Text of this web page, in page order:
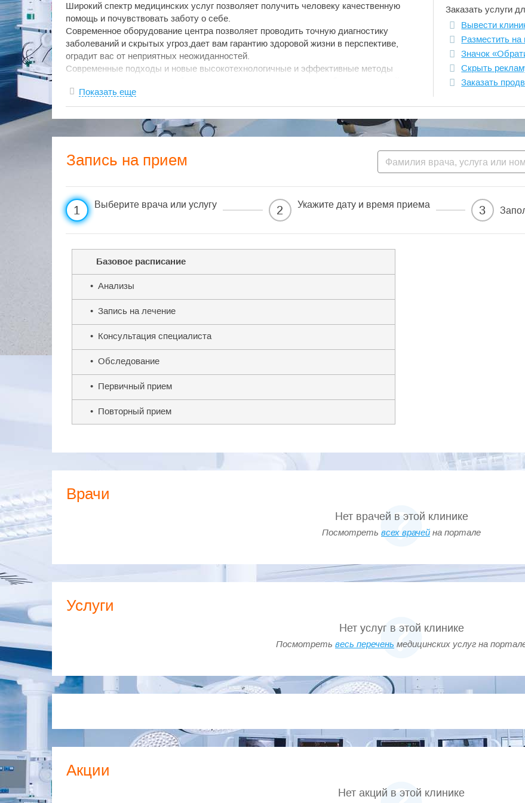
Заказать услуги
Вывести
Разместить на
Значок
Скрыть
Заказать
Широкий спектр медицинских услуг позволяет получить человеку качественную
помощь и почувствовать заботу о себе.
Современное оборудование центра позволяет проводить точную диагностику
заболеваний и скрытых угроз,дает вам гарантию здоровой жизни в перспективе,
оградит вас от неприятных неожиданностей.
Современные подходы и новые высокотехнологичные и эффективные методы
Постоянное повышение квалификации врачей медицинского центра «Ивастрамед»
дает уверенность в минимизации врачебных ошибок и грамотном построении вашего
оказывает пациентам качественную помощь на всех этапах лечебного процесса: от
первичной консультации и диагностики до лечения и дальнейшего наблюдения.
всем медицинским направлениям в рамках одного медицинского учреждения.
Вам не придется сдавать анализы в одном месте, делать УЗИ в другом, а операцию
проводить в третьем.
Наш медицинский центр имеет достаточную техническую базу и комфортные
Вы вправе рассчитывать на внимательное отношение и высочайшую квалификацию в
решении вопросов, связанных с Вашим здоровьем.
Мы работаем на рынке медицинских услуг города Иваново с 1998 года.
"Ивастрамед".
Показать еще
Запись на прием
1 Выберите врача или услугу 2 Укажите дату и время приема 3
Базовое расписание
• Анализы
• Запись на лечение
• Консультация специалиста
• Обследование
• Первичный прием
• Повторный прием
Врачи
Нет врачей в этой клинике
Посмотреть всех врачей на портале
Услуги
Нет услуг в этой клинике
Посмотреть весь перечень медицинских услуг на
Акции
Нет акций в этой клинике